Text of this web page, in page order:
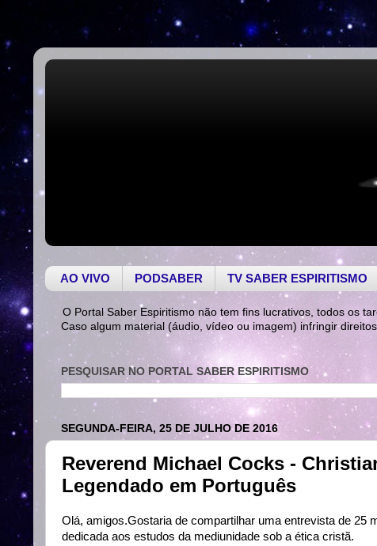
AO VIVO PODSABER TV SABER ESPIRITISMO
O Portal Saber Espiritismo não tem fins lucrativos, todos os
Caso algum material (áudio, vídeo ou imagem) infringir
PESQUISAR NO PORTAL SABER ESPIRITISMO
SEGUNDA-FEIRA, 25 DE JULHO DE 2016
Reverend Michael Cocks -
Legendado em Português
Olá, amigos.Gostaria de compartilhar uma entrevista de
dedicada aos estudos da mediunidade sob a ética cristã.